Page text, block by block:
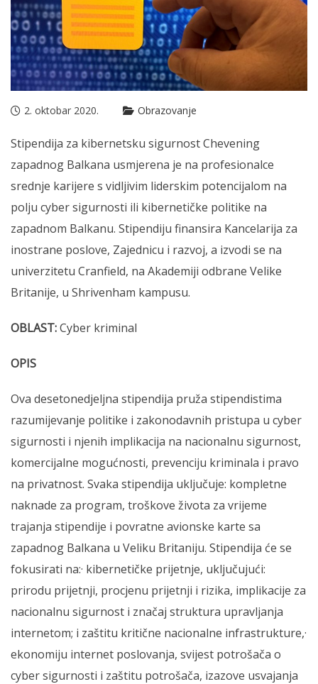
2. oktobar 2020. Obrazovanje
Stipendija za kibernetsku sigurnost Chevening
zapadnog Balkana usmjerena je na profesionalce
srednje karijere s vidljivim liderskim potencijalom na
polju cyber sigurnosti ili kibernetičke politike na
zapadnom Balkanu. Stipendiju finansira Kancelarija za
inostrane poslove, Zajednicu i razvoj, a izvodi se na
univerzitetu Cranfield, na Akademiji odbrane Velike
Britanije, u Shrivenham kampusu.
OBLAST:Cyber kriminal
OPIS
Ova desetonedjeljna stipendija pruža stipendistima
razumijevanje politike i zakonodavnih pristupa u cyber
sigurnosti i njenih implikacija na nacionalnu sigurnost,
komercijalne mogućnosti, prevenciju kriminala i pravo
na privatnost. Svaka stipendija uključuje: kompletne
naknade za program, troškove života za vrijeme
trajanja stipendije i povratne avionske karte sa
zapadnog Balkana u Veliku Britaniju. Stipendija će se
fokusirati na:· kibernetičke prijetnje, uključujući:
prirodu prijetnji, procjenu prijetnji i rizika, implikacije za
nacionalnu sigurnost i značaj struktura upravljanja
internetom; i zaštitu kritične nacionalne infrastrukture,·
ekonomiju internet poslovanja, svijest potrošača o
cyber sigurnosti i zaštitu potrošača, izazove usvajanja